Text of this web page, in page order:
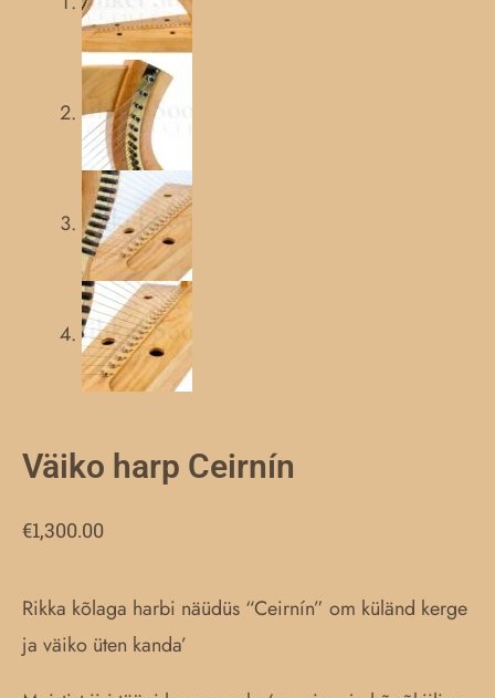
Väiko harp Ceirnín
€1,300.00
Rikka kõlaga harbi näüdüs “Ceirnín” om küländ kerge
ja väiko üten kanda’